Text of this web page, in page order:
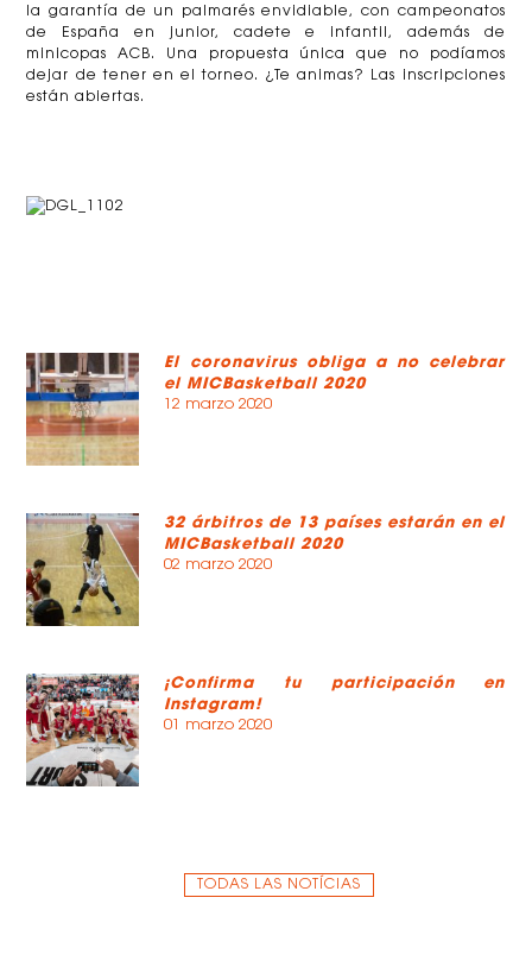
la garantía de un palmarés envidiable, con campeonatos
de España en junior, cadete e infantil, además de
minicopas ACB. Una propuesta única que no podíamos
dejar de tener en el torneo. ¿Te animas? Las inscripciones
están abiertas.
El coronavirus obliga a no celebrar
el MICBasketball 2020
12 marzo 2020
32 árbitros de 13 países estarán en el
MICBasketball 2020
02 marzo 2020
¡Confirma tu participación en
Instagram!
01 marzo 2020
TODAS LAS NOTÍCIAS